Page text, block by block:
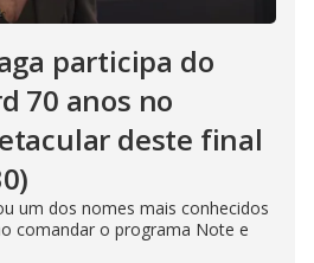
participa do
70 anos no
deste final
um dos nomes mais conhecidos
comandar o programa Note e